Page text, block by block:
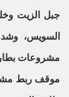
جبل الزيت
السويس،